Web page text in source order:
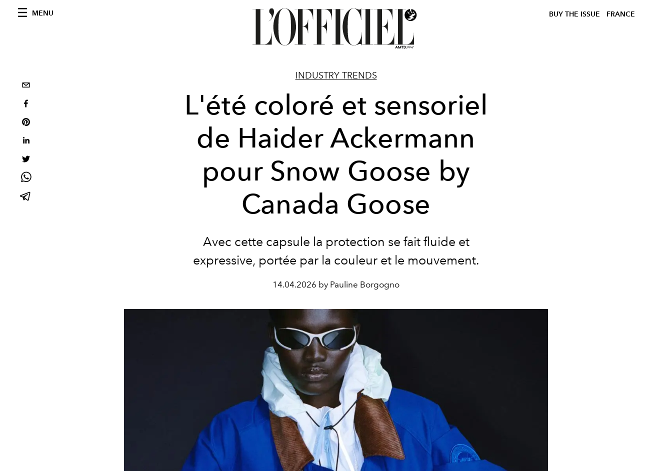
MENU BUY THE ISSUE FRANCE
INDUSTRY TRENDS
L'été coloré et sensoriel
de Haider Ackermann
pour Snow Goose by
Canada Goose
Avec cette capsule la protection se fait fluide et
expressive, portée par la couleur et le mouvement.
14.04.2026 by Pauline Borgogno